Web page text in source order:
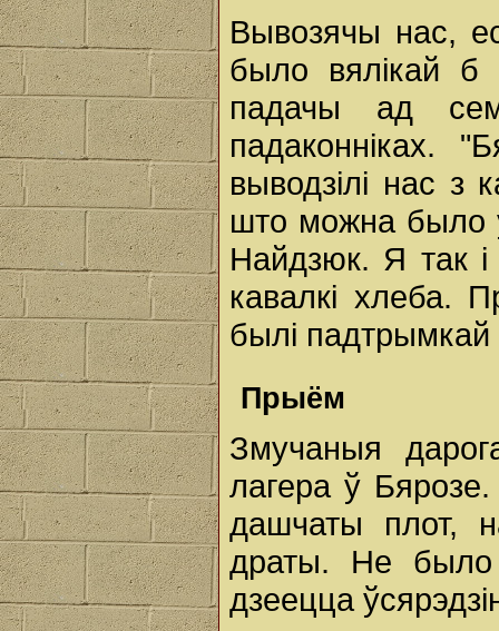
Вывозячы нас,
было вялікай
падачы ад
падаконніках.
выводзілі нас
што можна было
Найдзюк. Я так i
кавалкі хлеба.
былі
Прыём
Змучаныя
лагера ў
дашчаты плот,
драты. Не было
дзеецца